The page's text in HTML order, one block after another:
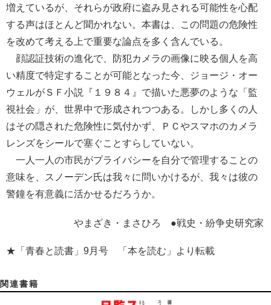
増えているが、それらが政府に盗み見される可能性を心配
する声はほとんど聞かれない。本書は、この問題の危険性
を改めて考える上で重要な論点を多く含んでいる。
顔認証技術の進化で、防犯カメラの画像に映る個人を高
い精度で特定することが可能となった今、ジョージ・オー
ウェルがＳＦ小説『１９８４』で描いた悪夢のような「監
視社会」が、世界中で形成されつつある。しかし多くの人
はその隠された危険性に気付かず、ＰＣやスマホのカメラ
レンズをシールで塞ぐことすらしていない。
一人一人の市民がプライバシーを自分で管理することの
意味を、スノーデン氏は我々に問いかけるが、我々は彼の
警鐘を有意義に活かせるだろうか。
やまざき・まさひろ ●戦史・紛争史研究家
★「青春と読書」9月号 「本を読む」より転載
関連書籍